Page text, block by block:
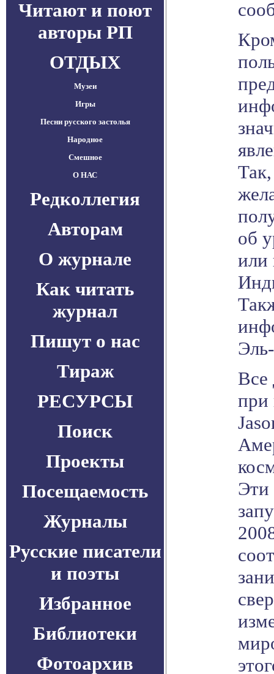
Читают и поют
авторы РП
ОТДЫХ
Музеи
Игры
Песни русского застолья
Народное
Смешное
О НАС
Редколлегия
Авторам
О журнале
Как читать
журнал
Пишут о нас
Тираж
РЕСУРСЫ
Поиск
Проекты
Посещаемость
Журналы
Русские писатели
и поэты
Избранное
Библиотеки
Фотоархив
об
или
Все
при
Эти